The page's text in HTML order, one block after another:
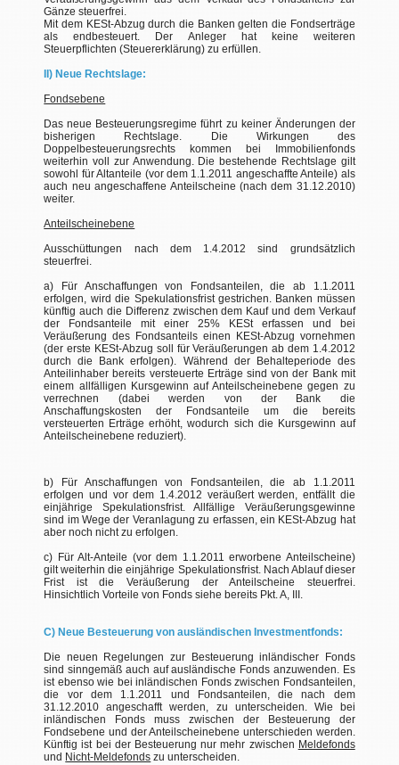
Gänze steuerfrei.
Mit dem KESt-Abzug durch die Banken gelten die Fondserträge
als endbesteuert. Der Anleger hat keine weiteren
Steuerpflichten (Steuererklärung) zu erfüllen.
II) Neue Rechtslage:
Fondsebene
Das neue Besteuerungsregime führt zu keiner Änderungen der
bisherigen Rechtslage. Die Wirkungen des
Doppelbesteuerungsrechts kommen bei Immobilienfonds
weiterhin voll zur Anwendung. Die bestehende Rechtslage gilt
sowohl für Altanteile (vor dem 1.1.2011 angeschaffte Anteile) als
auch neu angeschaffene Anteilscheine (nach dem 31.12.2010)
weiter.
Anteilscheinebene
Ausschüttungen nach dem 1.4.2012 sind grundsätzlich
steuerfrei.
a) Für Anschaffungen von Fondsanteilen, die ab 1.1.2011
erfolgen, wird die Spekulationsfrist gestrichen. Banken müssen
künftig auch die Differenz zwischen dem Kauf und dem Verkauf
der Fondsanteile mit einer 25% KESt erfassen und bei
Veräußerung des Fondsanteils einen KESt-Abzug vornehmen
(der erste KESt-Abzug soll für Veräußerungen ab dem 1.4.2012
durch die Bank erfolgen). Während der Behalteperiode des
Anteilinhaber bereits versteuerte Erträge sind von der Bank mit
einem allfälligen Kursgewinn auf Anteilscheinebene gegen zu
verrechnen (dabei werden von der Bank die
Anschaffungskosten der Fondsanteile um die bereits
versteuerten Erträge erhöht, wodurch sich die Kursgewinn auf
Anteilscheinebene reduziert).
b) Für Anschaffungen von Fondsanteilen, die ab 1.1.2011
erfolgen und vor dem 1.4.2012 veräußert werden, entfällt die
einjährige Spekulationsfrist. Allfällige Veräußerungsgewinne
sind im Wege der Veranlagung zu erfassen, ein KESt-Abzug hat
aber noch nicht zu erfolgen.
c) Für Alt-Anteile (vor dem 1.1.2011 erworbene Anteilscheine)
gilt weiterhin die einjährige Spekulationsfrist. Nach Ablauf dieser
Frist ist die Veräußerung der Anteilscheine steuerfrei.
Hinsichtlich Vorteile von Fonds siehe bereits Pkt. A, III.
C) Neue Besteuerung von ausländischen Investmentfonds:
Die neuen Regelungen zur Besteuerung inländischer Fonds
sind sinngemäß auch auf ausländische Fonds anzuwenden. Es
ist ebenso wie bei inländischen Fonds zwischen Fondsanteilen,
die vor dem 1.1.2011 und Fondsanteilen, die nach dem
31.12.2010 angeschafft werden, zu unterscheiden. Wie bei
inländischen Fonds muss zwischen der Besteuerung der
Fondsebene und der Anteilscheinebene unterschieden werden.
Künftig ist bei der Besteuerung nur mehr zwischen Meldefonds
und Nicht-Meldefonds zu unterscheiden.